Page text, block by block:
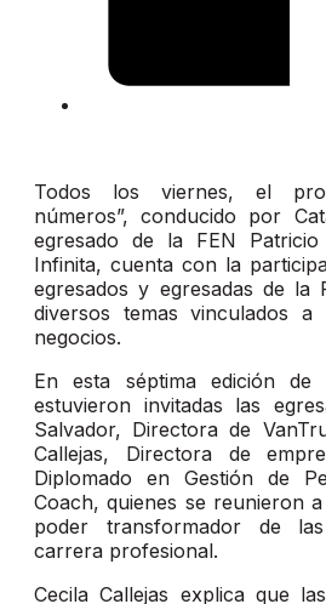
Todos los viernes, el
números”, conducido por
egresado de la FEN
Infinita, cuenta con la
egresados y egresadas de la
diversos temas vinculados
negocios.
En esta séptima edición de
estuvieron invitadas las
Salvador, Directora de
Callejas, Directora de
Diplomado en Gestión de
Coach, quienes se reunieron
poder transformador de
carrera profesional.
Cecila Callejas explica que